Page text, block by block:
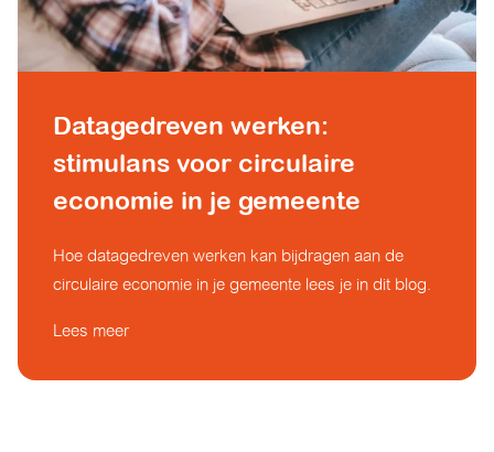
Datagedreven werken:
stimulans voor circulaire
economie in je gemeente
Hoe datagedreven werken kan bijdragen aan de
circulaire economie in je gemeente lees je in dit blog.
Lees meer